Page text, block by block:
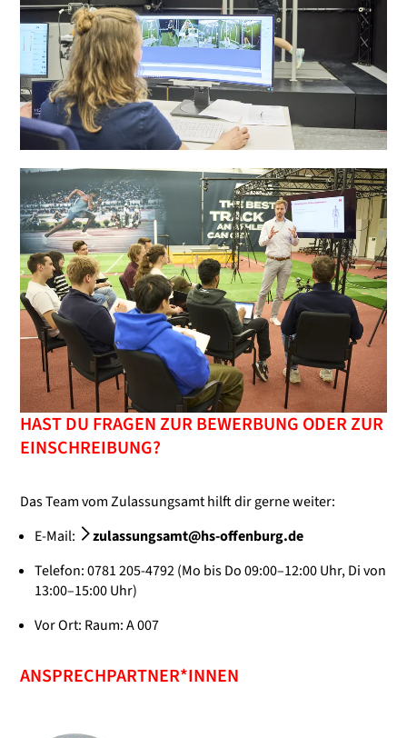
HAST DU FRAGEN ZUR BEWERBUNG ODER ZUR
EINSCHREIBUNG?
Das Team vom Zulassungsamt hilft dir gerne weiter:
E-Mail:
zulassungsamt@hs-offenburg.de
Telefon: 0781 205-4792 (Mo bis Do 09:00–12:00 Uhr, Di von
13:00–15:00 Uhr)
Vor Ort: Raum: A 007
ANSPRECHPARTNER*INNEN